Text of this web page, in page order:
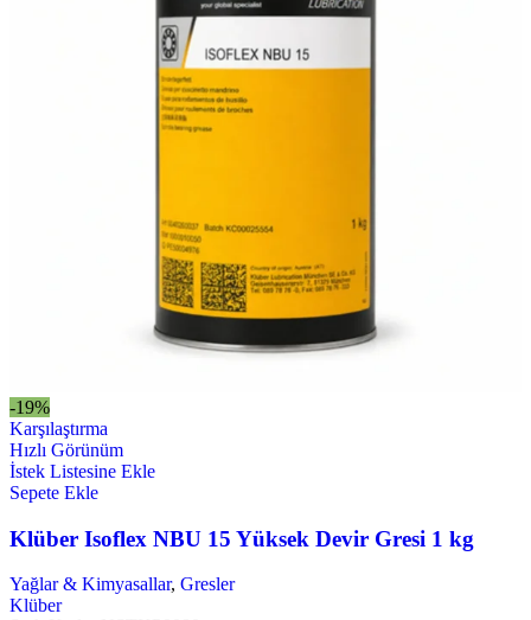
-19%
Karşılaştırma
Hızlı Görünüm
İstek Listesine Ekle
Sepete Ekle
Klüber Isoflex NBU 15 Yüksek Devir Gresi 1 kg
Yağlar & Kimyasallar, Gresler
Klüber